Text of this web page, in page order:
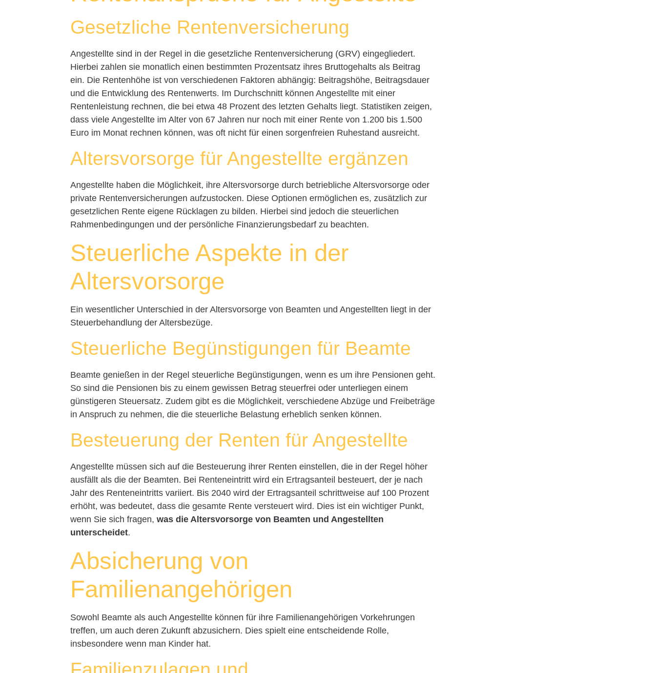
Gesetzliche Rentenversicherung
Angestellte sind in der Regel in die gesetzliche Rentenversicherung (GRV) eingegliedert.
Hierbei zahlen sie monatlich einen bestimmten Prozentsatz ihres Bruttogehalts als Beitrag
ein. Die Rentenhöhe ist von verschiedenen Faktoren abhängig: Beitragshöhe, Beitragsdauer
und die Entwicklung des Rentenwerts. Im Durchschnitt können Angestellte mit einer
Rentenleistung rechnen, die bei etwa 48 Prozent des letzten Gehalts liegt. Statistiken zeigen,
dass viele Angestellte im Alter von 67 Jahren nur noch mit einer Rente von 1.200 bis 1.500
Euro im Monat rechnen können, was oft nicht für einen sorgenfreien Ruhestand ausreicht.
Altersvorsorge für Angestellte ergänzen
Angestellte haben die Möglichkeit, ihre Altersvorsorge durch betriebliche Altersvorsorge oder
private Rentenversicherungen aufzustocken. Diese Optionen ermöglichen es, zusätzlich zur
gesetzlichen Rente eigene Rücklagen zu bilden. Hierbei sind jedoch die steuerlichen
Rahmenbedingungen und der persönliche Finanzierungsbedarf zu beachten.
Steuerliche Aspekte in der
Altersvorsorge
Ein wesentlicher Unterschied in der Altersvorsorge von Beamten und Angestellten liegt in der
Steuerbehandlung der Altersbezüge.
Steuerliche Begünstigungen für Beamte
Beamte genießen in der Regel steuerliche Begünstigungen, wenn es um ihre Pensionen geht.
So sind die Pensionen bis zu einem gewissen Betrag steuerfrei oder unterliegen einem
günstigeren Steuersatz. Zudem gibt es die Möglichkeit, verschiedene Abzüge und Freibeträge
in Anspruch zu nehmen, die die steuerliche Belastung erheblich senken können.
Besteuerung der Renten für Angestellte
Angestellte müssen sich auf die Besteuerung ihrer Renten einstellen, die in der Regel höher
ausfällt als die der Beamten. Bei Renteneintritt wird ein Ertragsanteil besteuert, der je nach
Jahr des Renteneintritts variiert. Bis 2040 wird der Ertragsanteil schrittweise auf 100 Prozent
erhöht, was bedeutet, dass die gesamte Rente versteuert wird. Dies ist ein wichtiger Punkt,
wenn Sie sich fragen,was die Altersvorsorge von Beamten und Angestellten
unterscheidet.
Absicherung von
Familienangehörigen
Sowohl Beamte als auch Angestellte können für ihre Familienangehörigen Vorkehrungen
treffen, um auch deren Zukunft abzusichern. Dies spielt eine entscheidende Rolle,
insbesondere wenn man Kinder hat.